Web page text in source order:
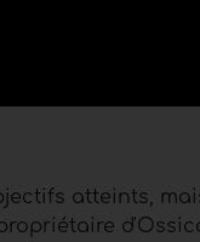
atteints,